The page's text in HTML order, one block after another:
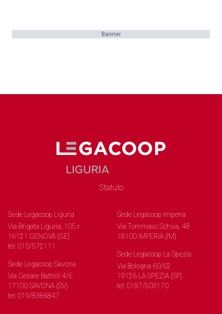
Banner
Statuto
Sede Legacoop Liguria
Via Brigata Liguria, 105 r.
16121 GENOVA (GE)
tel: 010/572111
Sede Legacoop Savona
Via Cesare Battisti 4/6
17100 SAVONA (SV)
tel: 019/8386847
Sede Legacoop Imperia
Via Tommaso Schiva, 48
18100 IMPERIA (IM)
Sede Legacoop La Spezia
Via Bologna 60/62
19126 LA SPEZIA (SP)
tel: 0187/503170